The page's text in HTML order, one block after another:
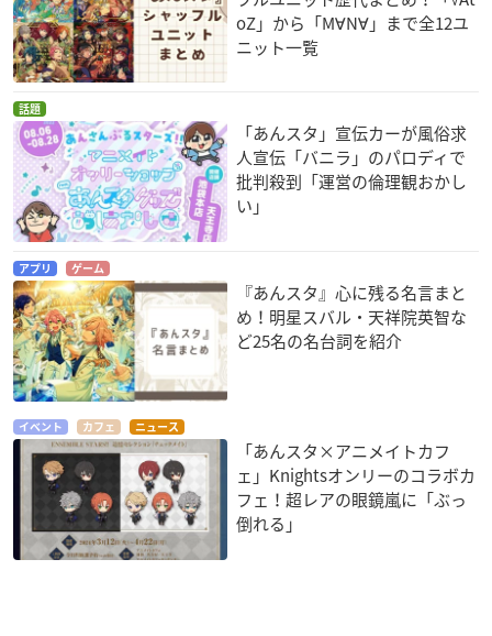
oZ」から「M∀N∀」まで全12ユ
ニット一覧
話題
「あんスタ」宣伝カーが風俗求
人宣伝「バニラ」のパロディで
批判殺到「運営の倫理観おかし
い」
アプリ ゲーム
『あんスタ』心に残る名言まと
め！明星スバル・天祥院英智な
ど25名の名台詞を紹介
イベント カフェ ニュース
「あんスタ×アニメイトカフ
ェ」Knightsオンリーのコラボカ
フェ！超レアの眼鏡嵐に「ぶっ
倒れる」